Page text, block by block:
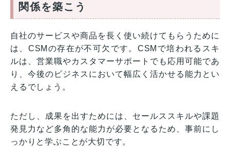
関係を築こう
自社のサービスや商品を長く使い続けてもらうために
は、CSMの存在が不可欠です。CSMで培われるスキ
ルは、営業職やカスタマーサポートでも応用可能であ
り、今後のビジネスにおいて幅広く活かせる能力とい
えるでしょう。
ただし、成果を出すためには、セールススキルや課題
発見力など多角的な能力が必要となるため、事前にし
っかりと学ぶことが大切です。